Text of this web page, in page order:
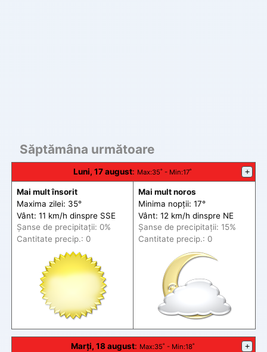
Săptămâna următoare
Luni, 17 august: Max:35˚ - Min:17˚ +
Mai mult însorit
Maxima zilei: 35°
Vânt: 11 km/h dinspre SSE
Șanse de precipitații: 0%
Cantitate precip.: 0
Mai mult noros
Minima nopții: 17°
Vânt: 12 km/h dinspre NE
Șanse de precipitații: 15%
Cantitate precip.: 0
Marți, 18 august: Max:35˚ - Min:18˚ +